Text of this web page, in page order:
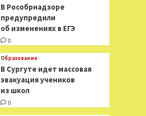
В Рособрнадзоре
предупредили
об изменениях в ЕГЭ
0
Образование
В Сургуте идет массовая
эвакуация учеников
из школ
0